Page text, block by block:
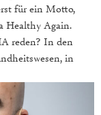
für ein Motto,
Healthy Again.
reden? In den
in